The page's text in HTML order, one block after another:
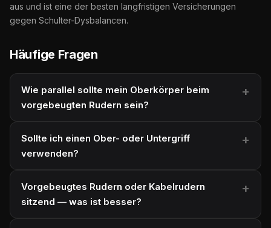
aus und ist eine der besten langfristigen Versicherungen
gegen Schulter-Dysbalancen.
Häufige Fragen
Wie parallel sollte mein Oberkörper beim
vorgebeugten Rudern sein?
Sollte ich einen Ober- oder Untergriff
verwenden?
Vorgebeugtes Rudern oder Kabelrudern
sitzend — was ist besser?